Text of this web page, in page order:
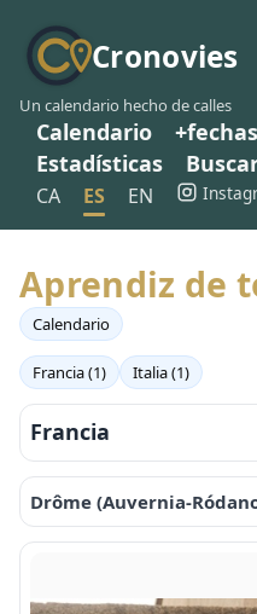
Cronovies
Un calendario hecho de calles
Calendario +fechas
Estadísticas
CA ES EN
Aprendiz de
Calendario
Francia (1) Italia (1)
Francia
Drôme (Auvernia-